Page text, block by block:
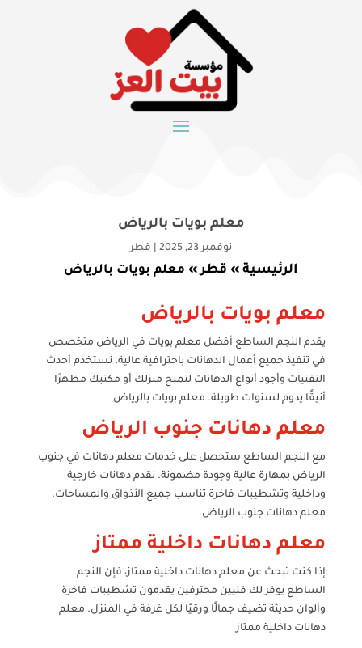
معلم بويات بالرياض
نوفمبر 23, 2025 قطر
الرئيسية » قطر» معلم بويات بالرياض
معلم بويات بالرياض
يقدم النجم الساطع أفضل معلم بويات في الرياض متخصص
في تنفيذ جميع أعمال الدهانات باحترافية عالية. نستخدم أحدث
التقنيات وأجود أنواع الدهانات لنمنح منزلك أو مكتبك مظهرًا
أنيقًا يدوم لسنوات طويلة. معلم بويات بالرياض
معلم دهانات جنوب الرياض
مع النجم الساطع ستحصل على خدمات معلم دهانات في جنوب
الرياض بمهارة عالية وجودة مضمونة. نقدم دهانات خارجية
وداخلية وتشطيبات فاخرة تناسب جميع الأذواق والمساحات.
معلم دهانات جنوب الرياض
معلم دهانات داخلية ممتاز
إذا كنت تبحث عن معلم دهانات داخلية ممتاز، فإن النجم
الساطع يوفر لك فنيين محترفين يقدمون تشطيبات فاخرة
وألوان حديثة تضيف جمالًا ورقيًا لكل غرفة في المنزل. معلم
دهانات داخلية ممتاز